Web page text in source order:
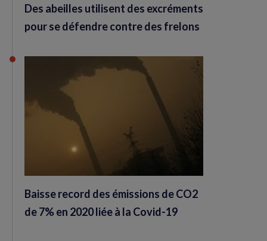
Des abeilles utilisent des excréments
pour se défendre contre des frelons
Baisse record des émissions de CO2
de 7% en 2020 liée à la Covid-19